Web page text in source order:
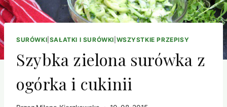
SURÓWKI SAŁATKI I SURÓWKI WSZYSTKIE PRZEPISY
Szybka zielona surówka z
ogórka i cukinii